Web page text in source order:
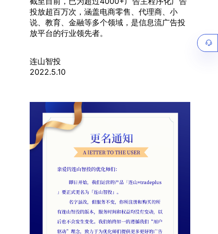
投放超百万次，涵盖电商零售、代理商、小
说、教育、金融等多个领域，是信息流广告投
放平台的行业领先者。
连山智投
2022.5.10